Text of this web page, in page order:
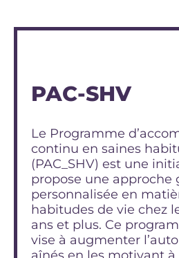
PAC-SHV
Le Programme
continu en saines
(PAC_SHV) est une
propose une approche
personnalisée en
habitudes de vie chez
ans et plus. Ce
vise à augmenter